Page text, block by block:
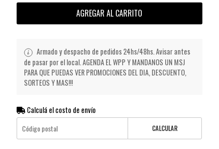
AGREGAR AL CARRITO
Armado y despacho de pedidos 24hs/48hs. Avisar antes
de pasar por el local. AGENDA EL WPP Y MANDANOS UN MSJ
PARA QUE PUEDAS VER PROMOCIONES DEL DIA, DESCUENTO,
SORTEOS Y MAS!!!
Calculá el costo de envío
CALCULAR